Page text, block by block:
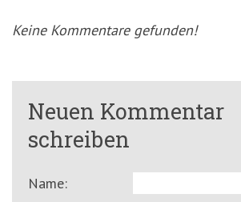
Keine Kommentare gefunden!
Neuen Kommentar
schreiben
Name: